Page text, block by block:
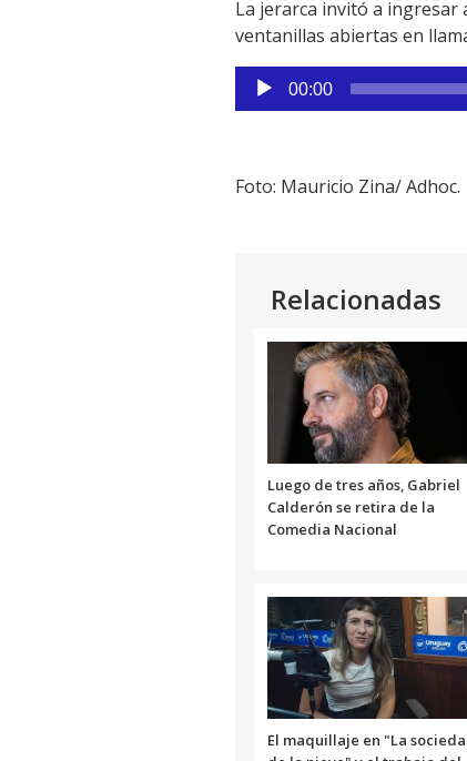
La jerarca invitó a ingresar
ventanillas abiertas en
Reproductor
de
00:00
Foto: Mauricio Zina/ Adhoc.
Relacionadas
Luego de tres años, Gabriel
Calderón se retira de la
Comedia Nacional
El maquillaje en "La